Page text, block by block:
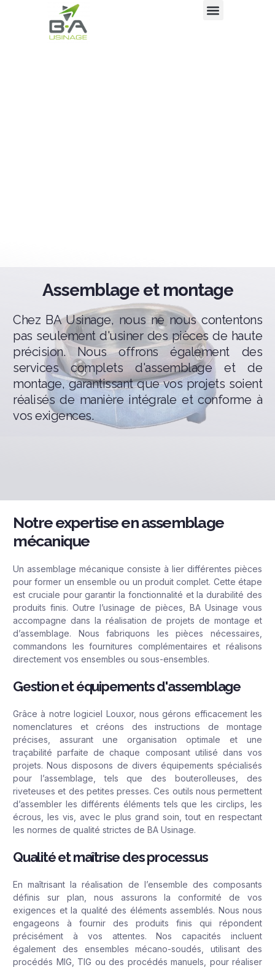
Assemblage et montage
Chez BA Usinage, nous ne nous contentons
pas seulement d'usiner des pièces de haute
précision. Nous offrons également des
services complets d'assemblage et de
montage, garantissant que vos projets soient
réalisés de manière intégrale et conforme à
vos exigences.
Notre expertise en assemblage
mécanique
Un assemblage mécanique consiste à lier différentes pièces
pour former un ensemble ou un produit complet. Cette étape
est cruciale pour garantir la fonctionnalité et la durabilité des
produits finis. Outre l’usinage de pièces, BA Usinage vous
accompagne dans la réalisation de projets de montage et
d’assemblage. Nous fabriquons les pièces nécessaires,
commandons les fournitures complémentaires et réalisons
directement vos ensembles ou sous-ensembles.
Gestion et équipements d'assemblage
Grâce à notre logiciel Louxor, nous gérons efficacement les
nomenclatures et créons des instructions de montage
précises, assurant une organisation optimale et une
traçabilité parfaite de chaque composant utilisé dans vos
projets. Nous disposons de divers équipements spécialisés
pour l’assemblage, tels que des bouterolleuses, des
riveteuses et des petites presses. Ces outils nous permettent
d’assembler les différents éléments tels que les circlips, les
écrous, les vis, avec le plus grand soin, tout en respectant
les normes de qualité strictes de BA Usinage.
Qualité et maîtrise des processus
En maîtrisant la réalisation de l’ensemble des composants
définis sur plan, nous assurons la conformité de vos
exigences et la qualité des éléments assemblés. Nous nous
engageons à fournir des produits finis qui répondent
précisément à vos attentes. Nos capacités incluent
également des ensembles mécano-soudés, utilisant des
procédés MIG, TIG ou des procédés manuels, pour réaliser